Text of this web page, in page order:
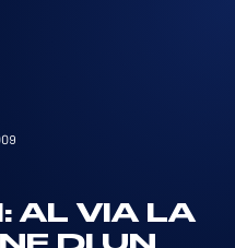
AL VIA LA